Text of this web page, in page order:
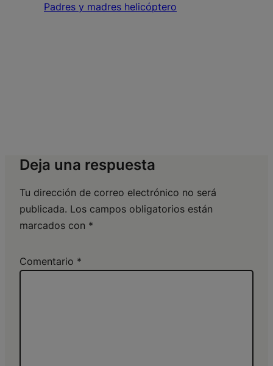
Padres y madres helicóptero
Deja una respuesta
Tu dirección de correo electrónico no será
publicada. Los campos obligatorios están
marcados con *
Comentario *